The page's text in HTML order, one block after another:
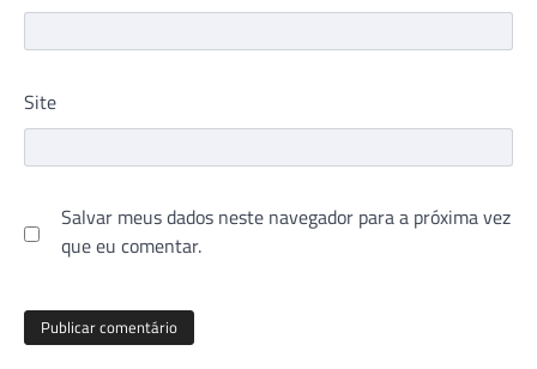
Site
Salvar meus dados neste navegador para a próxima vez
que eu comentar.